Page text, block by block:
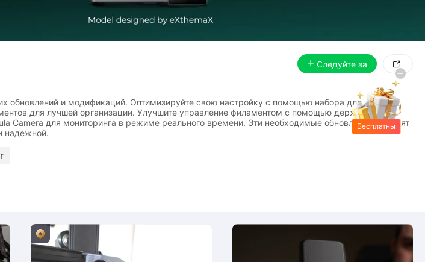
Следуйте за 
обновлений и модификаций. Оптимизируйте свою настройку с помощью набора для
для лучшей организации. Улучшите управление филаментом с помощью держателя
для мониторинга в режиме реального времени. Эти необходимые обновления повысят
Бесплатны